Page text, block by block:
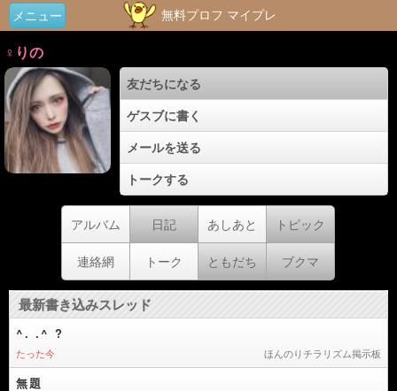
メニュー 無料プロフ マイプレ
♀りの
友だちになる
ゲスブに書く
メールを送る
トークする
アルバム 日記 あしあと トピック
連絡網 トーク ともだち ブクマ